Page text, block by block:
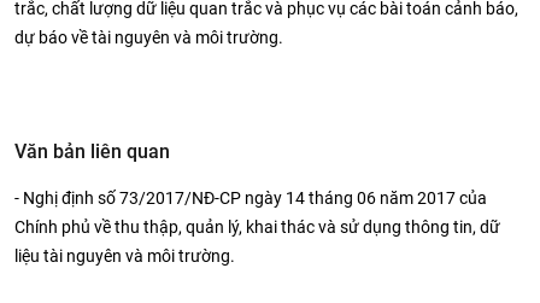
trắc, chất lượng dữ liệu quan trắc và phục vụ các bài toán cảnh báo,
dự báo về tài nguyên và môi trường.
Văn bản liên quan
- Nghị định số 73/2017/NĐ-CP ngày 14 tháng 06 năm 2017 của
Chính phủ về thu thập, quản lý, khai thác và sử dụng thông tin, dữ
liệu tài nguyên và môi trường.